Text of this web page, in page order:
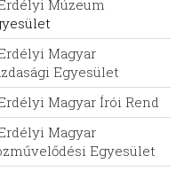
Múzeum
Magyar
Egyesület
Magyar Írói Rend
Magyar
Egyesület